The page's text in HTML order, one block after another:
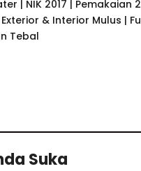
| NIK 2017 | Pemakaian
& Interior Mulus |
Tebal
Suka